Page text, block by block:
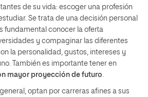
de su vida: escoger una profesión
Se trata de una decisión personal
fundamental conocer la oferta
y compaginar las diferentes
la personalidad, gustos, intereses y
También es importante tener en
mayor proyección de futuro
optan por carreras afines a sus